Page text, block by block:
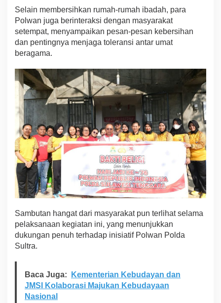
Selain membersihkan rumah-rumah ibadah, para
Polwan juga berinteraksi dengan masyarakat
setempat, menyampaikan pesan-pesan kebersihan
dan pentingnya menjaga toleransi antar umat
beragama.
Sambutan hangat dari masyarakat pun terlihat selama
pelaksanaan kegiatan ini, yang menunjukkan
dukungan penuh terhadap inisiatif Polwan Polda
Sultra.
Baca Juga:
Kementerian Kebudayan dan
JMSI Kolaborasi Majukan Kebudayaan
Nasional